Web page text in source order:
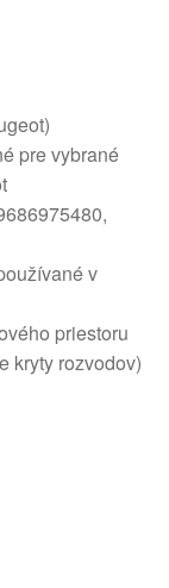
pre vybrané
v
priestoru
kryty rozvodov)